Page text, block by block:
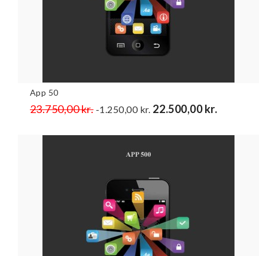
App 50
Normalpris
23.750,00 kr. -1.250,00 kr. Pris
22.500,00 kr.